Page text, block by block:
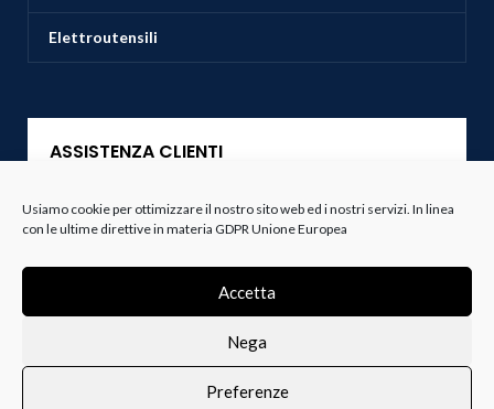
Usiamo cookie per ottimizzare il nostro sito web ed i nostri servizi. In linea
con le ultime direttive in materia GDPR Unione Europea
Accetta
Nega
Preferenze
Elettroutensili
ASSISTENZA CLIENTI
Servizio Clienti